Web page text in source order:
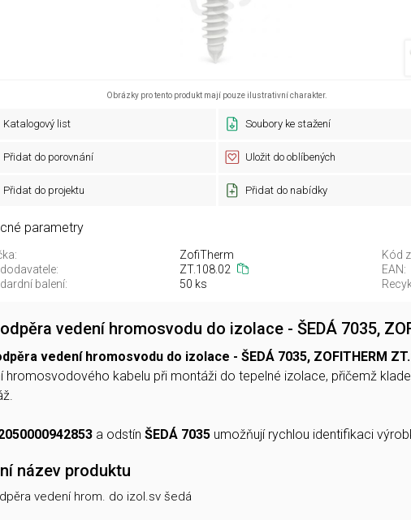
Obrázky pro tento produkt mají pouze ilustrativní charakter.
Katalogový list Soubory ke stažení
Přidat do porovnání Uložit do oblíbených
Přidat do projektu Přidat do nabídky
parametry
ZofiTherm Kód
ZT.108.02 EAN:
balení:
50 ks
vedení hromosvodu do izolace - ŠEDÁ 7035,
vedení hromosvodu do izolace - ŠEDÁ 7035, ZOFITHERM
hromosvodového kabelu při montáži do tepelné izolace, přičemž
a odstín ŠEDÁ 7035 umožňují rychlou identifikaci
název produktu
vedení hrom. do izol.sv šedá